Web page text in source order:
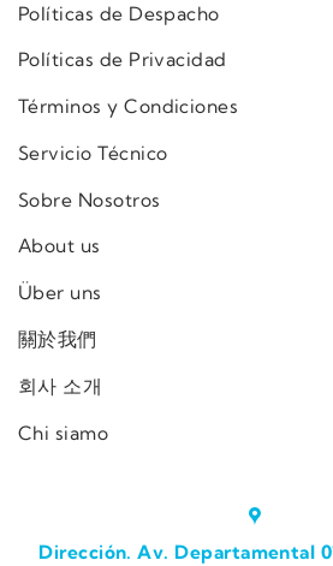
Políticas de Despacho
Políticas de Privacidad
Términos y Condiciones
Servicio Técnico
Sobre Nosotros
About us
Über uns
關於我們
회사 소개
Chi siamo
Dirección. Av. Departamental